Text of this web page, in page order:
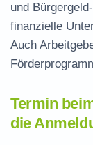
und
finanzielle
Auch
Termin
die